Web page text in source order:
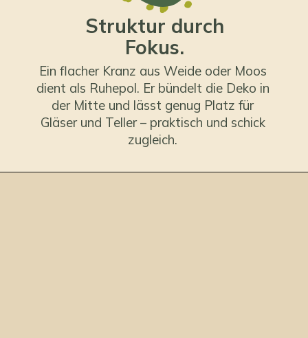
Struktur durch
Fokus.
Ein flacher Kranz aus Weide oder Moos
dient als Ruhepol. Er bündelt die Deko in
der Mitte und lässt genug Platz für
Gläser und Teller – praktisch und schick
zugleich.